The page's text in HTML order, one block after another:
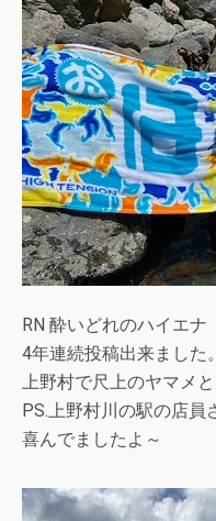
RN 酔いどれのハイエナ
4年連続投稿出来ました。
上野村で尺上のヤマメ
PS.上野村川の駅の店員
喜んでましたよ～